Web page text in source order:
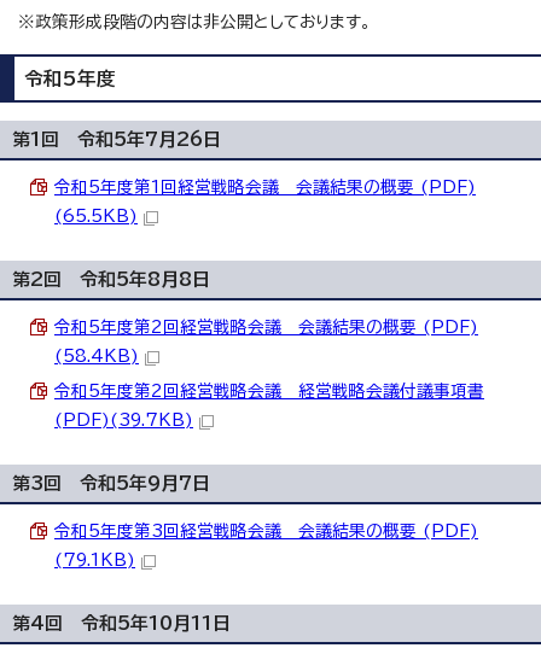
※政策形成段階の内容は非公開としております。
令和5年度
第1回 令和5年7月26日
令和5年度第1回経営戦略会議 会議結果の概要 (PDF)
(65.5KB)
第2回 令和5年8月8日
令和5年度第2回経営戦略会議 会議結果の概要 (PDF)
(58.4KB)
令和5年度第2回経営戦略会議 経営戦略会議付議事項書
(PDF)(39.7KB)
第3回 令和5年9月7日
令和5年度第3回経営戦略会議 会議結果の概要 (PDF)
(79.1KB)
第4回 令和5年10月11日